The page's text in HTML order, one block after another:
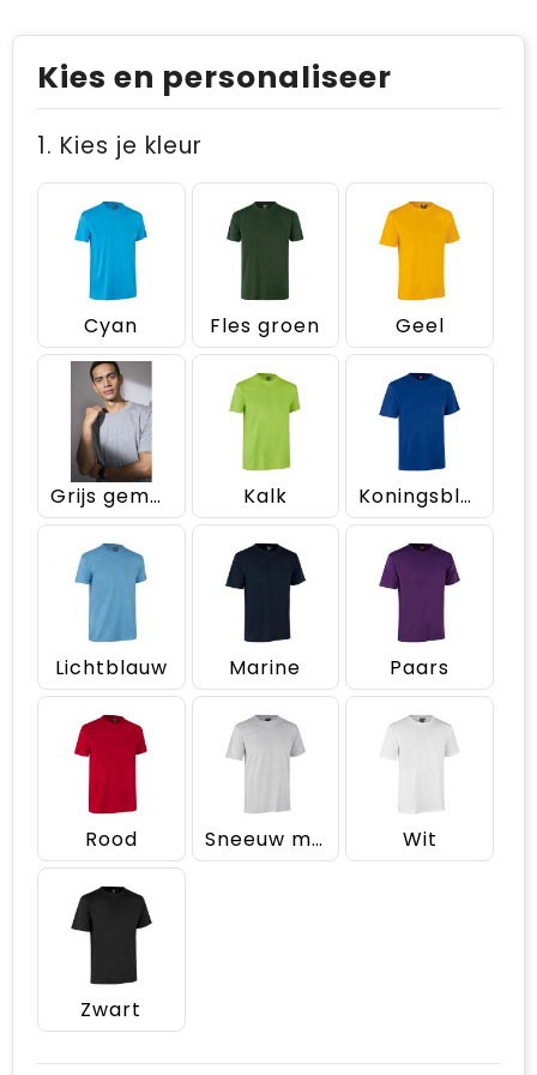
Kies en personaliseer
1. Kies je kleur
Cyan Fles groen Geel
Grijs gemêleerd Kalk Koningsblauw
Lichtblauw Marine Paars
Rood Sneeuw melange Wit
Zwart